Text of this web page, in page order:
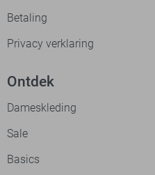
Betaling
Privacy verklaring
Ontdek
Dameskleding
Sale
Basics